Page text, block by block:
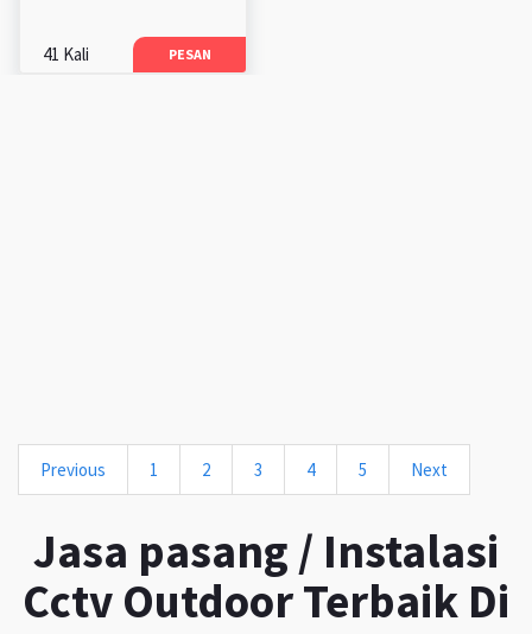
41 Kali PESAN
Previous 1 2 3 4 5 Next
Jasa pasang / Instalasi
Cctv Outdoor Terbaik Di